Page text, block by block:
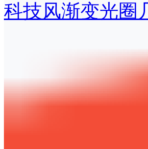
科技风渐变光圈